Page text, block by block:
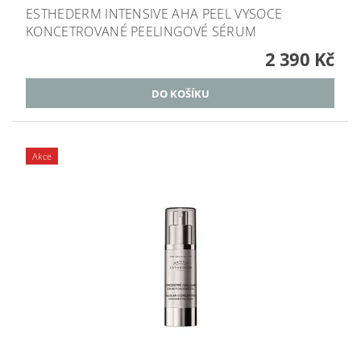
ESTHEDERM INTENSIVE AHA PEEL VYSOCE
KONCETROVANÉ PEELINGOVÉ SÉRUM
2 390 Kč
Akce